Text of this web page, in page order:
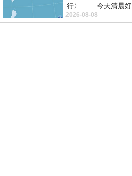
怎麼很多動作 Cut 跟 Line
行〉 今天清晨好
2026-08-08